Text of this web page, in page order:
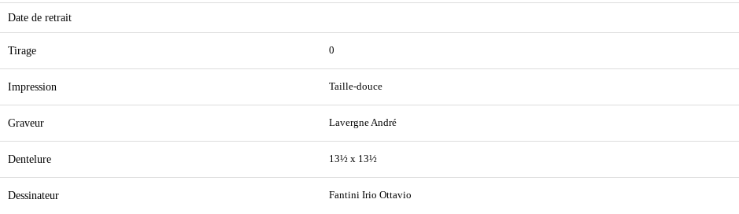
Date de retrait
Tirage 0
Impression Taille-douce
Graveur Lavergne André
Dentelure 13½ x 13½
Dessinateur Fantini Irio Ottavio